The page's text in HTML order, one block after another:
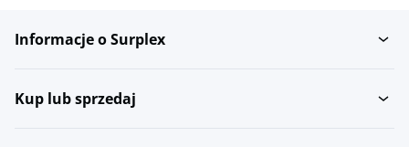
Informacje o Surplex
Kup lub sprzedaj